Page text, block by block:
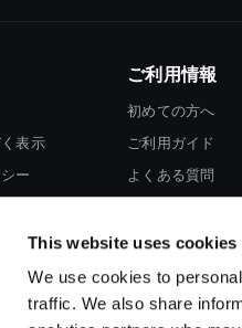
This website uses cookies
We use cookies to
traffic. We also share
表示
ー
ご利用情報
初めての方へ
ご利用ガイド
よくある質問